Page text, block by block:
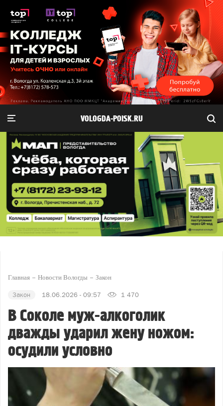
VOLOGDA-POISK.RU
Главная Новости Вологды Закон
Закон 18.06.2026 - 09:57 1 470
В Соколе муж-алкоголик
дважды ударил жену ножом:
осудили условно